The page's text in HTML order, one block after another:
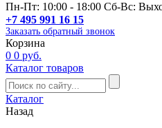
Пн-Пт: 10:00 - 18:00 Сб-Вс:
+7 495 991 16 15
Заказать обратный звонок
Корзина
0 0 руб.
Каталог товаров
Каталог
Назад